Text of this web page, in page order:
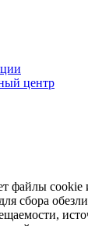
центр
файлы
сбора